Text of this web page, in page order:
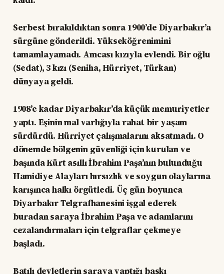
Serbest bırakıldıktan sonra 1900’de Diyarbakır’a
sürgüne gönderildi. Yükseköğrenimini
tamamlayamadı. Amcası kızıyla evlendi. Bir oğlu
(Sedat), 3 kızı (Seniha, Hürriyet, Türkan)
dünyaya geldi.
1908’e kadar Diyarbakır’da küçük memuriyetler
yaptı. Eşinin mal varlığıyla rahat bir yaşam
sürdürdü. Hürriyet çalışmalarını aksatmadı. O
dönemde bölgenin güvenliği için kurulan ve
başında Kürt asıllı İbrahim Paşa’nın bulunduğu
Hamidiye Alayları hırsızlık ve soygun olaylarına
karışınca halkı örgütledi. Üç gün boyunca
Diyarbakır Telgrafhanesini işgal ederek
buradan saraya İbrahim Paşa ve adamlarını
cezalandırmaları için telgraflar çekmeye
başladı.
Batılı devletlerin saraya yaptığı baskı